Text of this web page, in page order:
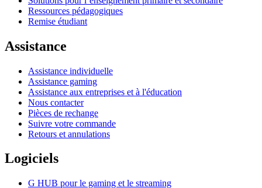
Ressources pédagogiques
Remise étudiant
Assistance
Assistance individuelle
Assistance gaming
Assistance aux entreprises et à l'éducation
Nous contacter
Pièces de rechange
Suivre votre commande
Retours et annulations
Logiciels
G HUB pour le gaming et le streaming